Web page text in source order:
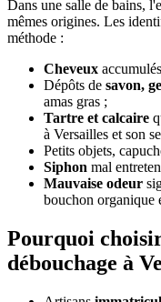
Dans une salle de bains,
mêmes origines. Les
méthode :
Cheveux
Dépôts de savon,
amas gras ;
Tartre et calcaire
à Versailles et son
Petits objets,
Siphon mal
Mauvaise odeur
bouchon organique
Pourquoi
débouchage à